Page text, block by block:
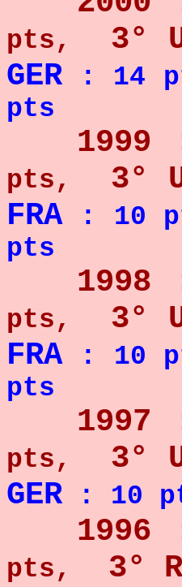
pts,
3°
GER: 14
pts
1999
pts,
3°
FRA: 10
pts
1998
pts,
3°
FRA: 10
pts
1997
pts,
3°
GER: 10
pts,
3°